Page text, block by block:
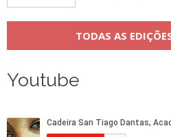
TODAS AS
Youtube